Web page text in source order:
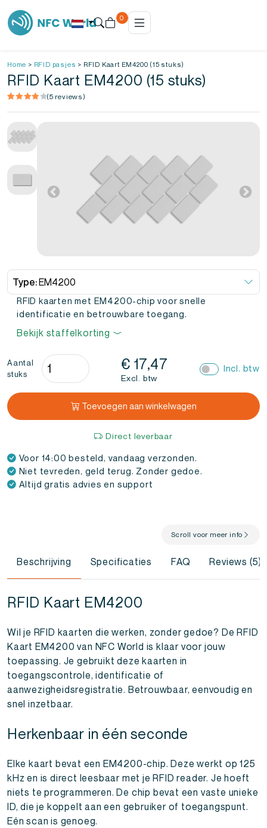
0
Home > RFID pasjes > RFID Kaart EM4200 (15 stuks)
RFID Kaart EM4200 (15 stuks)
gebaseerd
(5 reviews)
Type:EM4200
RFID kaarten met EM4200-chip voor snelle
identificatie en betrouwbare toegang.
Bekijk staffelkorting
Aantal
stuks
RFID
Kaart
EM4200
stuks)
€ 17,47
Excl. btw
Incl. btw
Toevoegen aan winkelwagen
Direct leverbaar
Voor 14:00 besteld, vandaag verzonden.
Niet tevreden, geld terug. Zonder gedoe.
Altijd gratis advies en support
Scroll voor meer info
Beschrijving Specificaties FAQ Reviews (5)
RFID Kaart EM4200
Wil je RFID kaarten die werken, zonder gedoe? De RFID
Kaart EM4200 van NFC World is klaar voor jouw
toepassing. Je gebruikt deze kaarten in
toegangscontrole, identificatie of
aanwezigheidsregistratie. Betrouwbaar, eenvoudig en
snel inzetbaar.
Herkenbaar in één seconde
Elke kaart bevat een EM4200-chip. Deze werkt op 125
kHz en is direct leesbaar met je RFID reader. Je hoeft
niets te programmeren. De chip bevat een vaste unieke
ID, die je koppelt aan een gebruiker of toegangspunt.
Eén scan is genoeg.